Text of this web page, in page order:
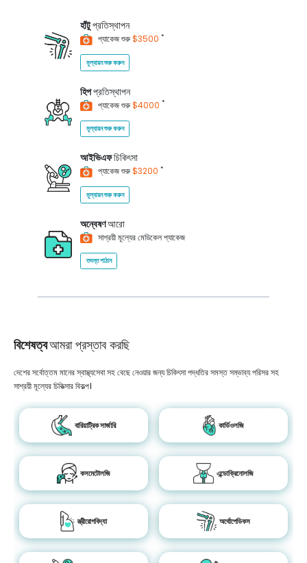
হাঁটুপ্রতিস্থাপন
প্যাকেজ শুরু$3500 *
মূল্যায়ন শুরু করুন
হিপপ্রতিস্থাপন
প্যাকেজ শুরু$4000 *
মূল্যায়ন শুরু করুন
আইভিএফচিকিৎসা
প্যাকেজ শুরু$3200 *
মূল্যায়ন শুরু করুন
অন্বেষণআরো
সাশ্রয়ী মূল্যের মেডিকেল প্যাকেজ
তদন্ত পাঠান
বিশেষত্বআমরা প্রস্তাব করছি
দেশের সর্বোত্তম মানের স্বাস্থ্যসেবা সহ বেছে নেওয়ার জন্য চিকিৎসা পদ্ধতির সমস্ত সম্ভাব্য পরিসর সহ
সাশ্রয়ী মূল্যের চিকিত্সার বিকল্প।
বারিয়াট্রিক সার্জারি কার্ডিওলজি
কসমেটোলজি এন্ডোক্রিনোলজি
স্ত্রীরোগবিদ্যা অর্থোপেডিকস